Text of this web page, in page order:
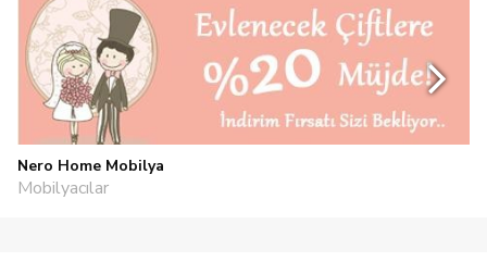
Nero Home Mobilya
Mobilyacılar